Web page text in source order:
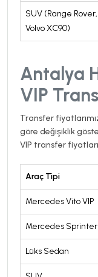
SUV (Range Rover,
Volvo XC90)
Antalya
VIP
Transfer
göre değişiklik
VIP transfer
Araç Tipi
Mercedes Vito VIP
Mercedes Sprinter
Lüks Sedan